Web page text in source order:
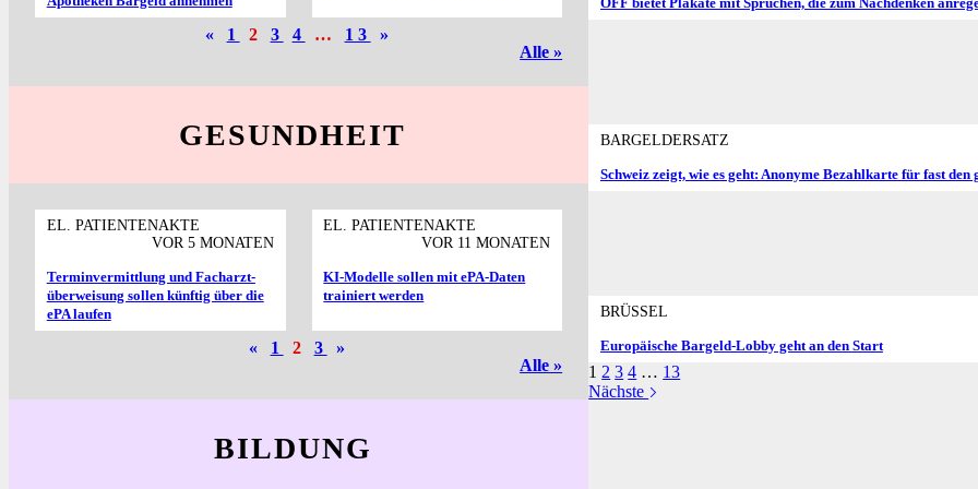
« 1 2 3 4 … 13
»
Alle »
GESUNDHEIT
EL. PATIENTENAKTE
VOR 5 MONATEN
Termin­vermittlung und Facharzt­
überweisung sollen künftig über die
ePA laufen
EL. PATIENTENAKTE
VOR 11 MONATEN
KI-Modelle sollen mit ePA-Daten
trainiert werden
« 1 2 3
»
Alle »
BILDUNG
BARGELDERSATZ
Schweiz zeigt, wie es geht: Anonyme Bezahlkarte für fast
BRÜSSEL
Europäische Bargeld-Lobby geht an den Start
1 2 3 4 … 13
Nächste